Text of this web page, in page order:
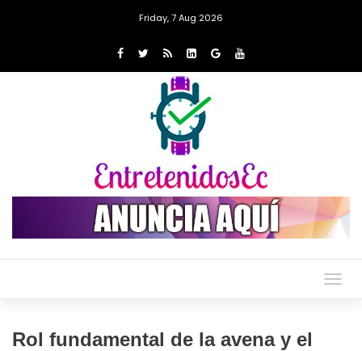
Friday, 7 Aug 2026
Rol fundamental de la avena y el